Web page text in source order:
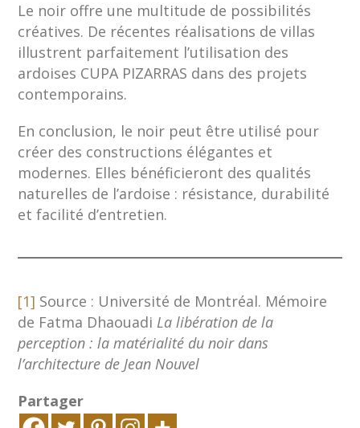
Le noir offre une multitude de possibilités
créatives. De récentes réalisations de villas
illustrent parfaitement l’utilisation des
ardoises CUPA PIZARRAS dans des projets
contemporains.
En conclusion, le noir peut être utilisé pour
créer des constructions élégantes et
modernes. Elles bénéficieront des qualités
naturelles de l’ardoise : résistance, durabilité
et facilité d’entretien.
[1] Source : Université de Montréal. Mémoire
de Fatma Dhaouadi La libération de la
perception : la matérialité du noir dans
l’architecture de Jean Nouvel
Partager